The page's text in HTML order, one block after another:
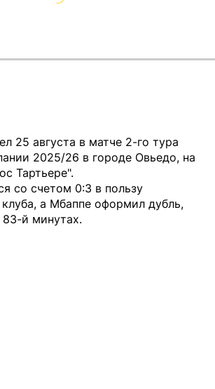
25 августа в матче 2-го тура
2025/26 в городе Овьедо, на
Тартьере".
со счетом 0:3 в пользу
клуба, а Мбаппе оформил дубль,
й минутах.